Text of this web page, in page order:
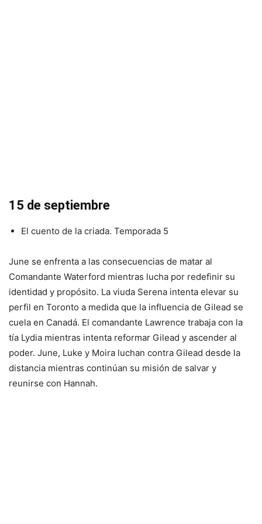
15 de septiembre
El cuento de la criada. Temporada 5
June se enfrenta a las consecuencias de matar al
Comandante Waterford mientras lucha por redefinir su
identidad y propósito. La viuda Serena intenta elevar su
perfil en Toronto a medida que la influencia de Gilead se
cuela en Canadá. El comandante Lawrence trabaja con la
tía Lydia mientras intenta reformar Gilead y ascender al
poder. June, Luke y Moira luchan contra Gilead desde la
distancia mientras continúan su misión de salvar y
reunirse con Hannah.